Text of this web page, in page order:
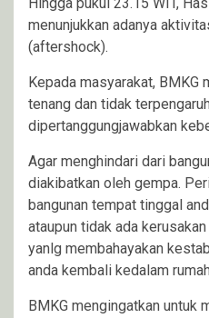
Hingga pukul 23.15 WIT,
menunjukkan adanya
(aftershock).
Kepada masyarakat, BMKG
tenang dan tidak
dipertanggungjawabkan
Agar menghindari dari
diakibatkan oleh gempa.
bangunan tempat tinggal
ataupun tidak ada
yanlg membahayakan
anda kembali kedalam
BMKG mengingatkan untuk